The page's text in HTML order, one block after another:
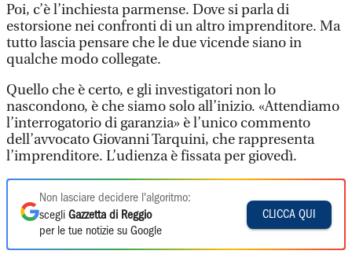
Poi, c’è l’inchiesta parmense. Dove si parla di
estorsione nei confronti di un altro imprenditore. Ma
tutto lascia pensare che le due vicende siano in
qualche modo collegate.
Quello che è certo, e gli investigatori non lo
nascondono, è che siamo solo all’inizio. «Attendiamo
l’interrogatorio di garanzia» è l’unico commento
dell’avvocato Giovanni Tarquini, che rappresenta
l’imprenditore. L’udienza è fissata per giovedì.
Non lasciare decidere l'algoritmo:
scegli Gazzetta di Reggio
per le tue notizie su Google
CLICCA QUI